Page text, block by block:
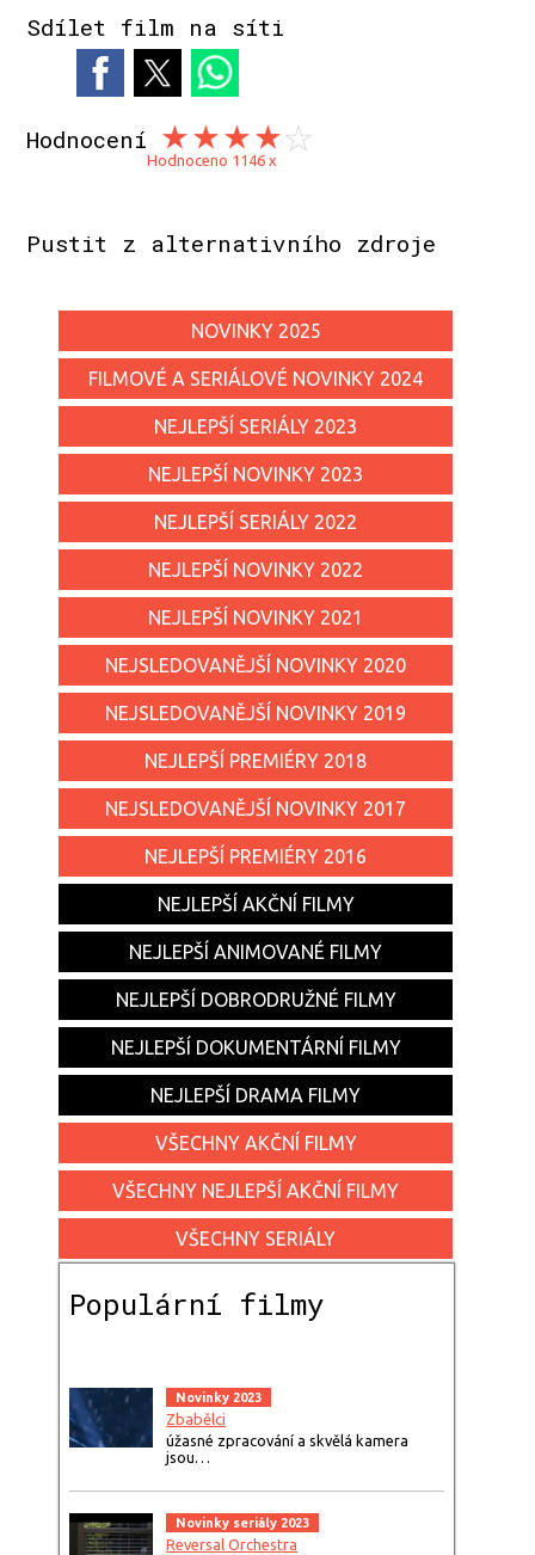
Sdílet film na síti
Hodnocení
Hodnoceno 1146 x
Pustit z alternativního zdroje
NOVINKY 2025
FILMOVÉ A SERIÁLOVÉ NOVINKY 2024
NEJLEPŠÍ SERIÁLY 2023
NEJLEPŠÍ NOVINKY 2023
NEJLEPŠÍ SERIÁLY 2022
NEJLEPŠÍ NOVINKY 2022
NEJLEPŠÍ NOVINKY 2021
NEJSLEDOVANĚJŠÍ NOVINKY 2020
NEJSLEDOVANĚJŠÍ NOVINKY 2019
NEJLEPŠÍ PREMIÉRY 2018
NEJSLEDOVANĚJŠÍ NOVINKY 2017
NEJLEPŠÍ PREMIÉRY 2016
NEJLEPŠÍ AKČNÍ FILMY
NEJLEPŠÍ ANIMOVANÉ FILMY
NEJLEPŠÍ DOBRODRUŽNÉ FILMY
NEJLEPŠÍ DOKUMENTÁRNÍ FILMY
NEJLEPŠÍ DRAMA FILMY
VŠECHNY AKČNÍ FILMY
VŠECHNY NEJLEPŠÍ AKČNÍ FILMY
VŠECHNY SERIÁLY
Populární filmy
Novinky 2023
Zbabělci
úžasné zpracování a skvělá kamera
jsou…
Novinky seriály 2023
Reversal Orchestra